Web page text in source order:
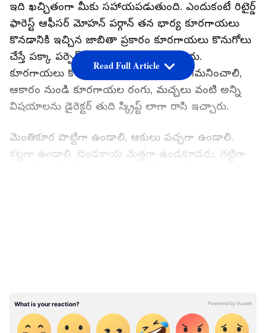
ఇది ఖచ్చితంగా మీకు సహాయపడుతుంది. ఎందుకంటే రిటైర్డ్
ఫారెస్ట్ ఆఫీసర్ మోహన్ పర్గాన్ తన భార్య కూరగాయలు
కొనడానికి ఇచ్చిన జాబితా ప్రకారం కూరగాయలు కొనుగోలు
చేస్తే పక్కా పర్ఫెక్ట్. ప్రతి కూరగాయా వేస్ట్ కాదు.
కూరగాయలు కొనుగోలు చేసేటప్పుడు ఏమి గమనించాలి,
ఆకారం నుండి కూరగాయల రంగు, మచ్చలు వంటి అన్ని
విషయాలను డైరెక్టర్ తుది స్క్రిప్ట్ లాగా రాసి ఇచ్చారు.
మెంతికూర పొట్టిగా ఉండాలి, ఆకులు పచ్చగా ఉండాలి.
కట్టగా ఉండాలి. బెండకాయ మెత్తగా ఉండకూడదు, గట్టిగా
పంచుకున్నారు.
Read Full Article